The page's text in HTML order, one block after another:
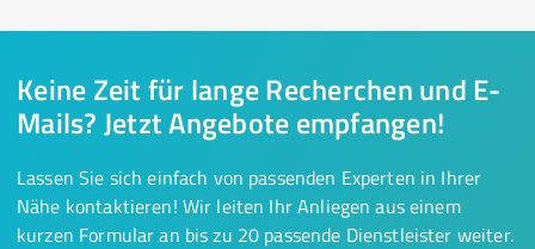
Keine Zeit für lange Recherchen und E-
Mails? Jetzt Angebote empfangen!
Lassen Sie sich einfach von passenden Experten in Ihrer
Nähe kontaktieren! Wir leiten Ihr Anliegen aus einem
kurzen Formular an bis zu 20 passende Dienstleister weiter.